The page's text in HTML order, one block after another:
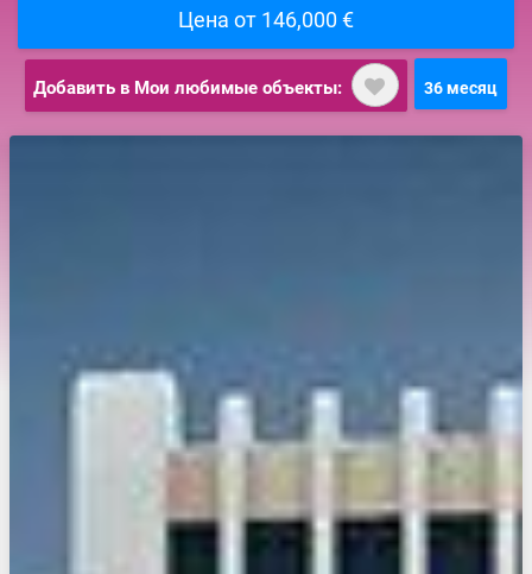
Цена от 146,000 €
Добавить в Мои любимые объекты: 36 месяц